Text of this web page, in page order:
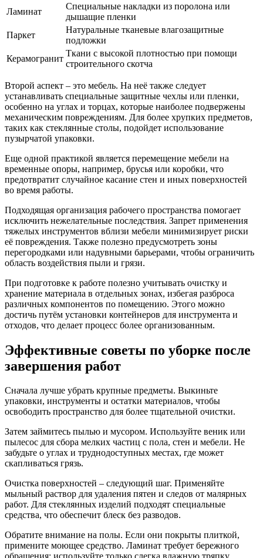
Ламинат
Специальные накладки из поролона или
дышащие пленки
Паркет
Натуральные тканевые влагозащитные
подложки
Керамогранит
Ткани с высокой плотностью при помощи
строительного скотча
Второй аспект – это мебель. На неё также следует
устанавливать специальные защитные чехлы или пленки,
особенно на углах и торцах, которые наиболее подвержены
механическим повреждениям. Для более хрупких предметов,
таких как стеклянные столы, подойдет использование
пузырчатой упаковки.
Еще одной практикой является перемещение мебели на
временные опоры, например, брусья или коробки, что
предотвратит случайное касание стен и иных поверхностей
во время работы.
Подходящая организация рабочего пространства помогает
исключить нежелательные последствия. Запрет применения
тяжелых инструментов вблизи мебели минимизирует риски
её повреждения. Также полезно предусмотреть зоны
перегородками или надувными барьерами, чтобы ограничить
область воздействия пыли и грязи.
При подготовке к работе полезно учитывать очистку и
хранение материала в отдельных зонах, избегая разброса
различных компонентов по помещению. Этого можно
достичь путём установки контейнеров для инструмента и
отходов, что делает процесс более организованным.
Эффективные советы по уборке после
завершения работ
Сначала лучше убрать крупные предметы. Выкиньте
упаковки, инструменты и остатки материалов, чтобы
освободить пространство для более тщательной очистки.
Затем займитесь пылью и мусором. Используйте веник или
пылесос для сбора мелких частиц с пола, стен и мебели. Не
забудьте о углах и труднодоступных местах, где может
скапливаться грязь.
Очистка поверхностей – следующий шаг. Применяйте
мыльный раствор для удаления пятен и следов от малярных
работ. Для стеклянных изделий подходят специальные
средства, что обеспечит блеск без разводов.
Обратите внимание на полы. Если они покрыты плиткой,
примените моющее средство. Ламинат требует бережного